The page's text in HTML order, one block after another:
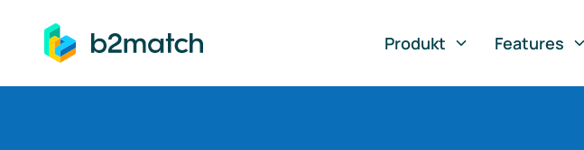
springen
Produkt
Features